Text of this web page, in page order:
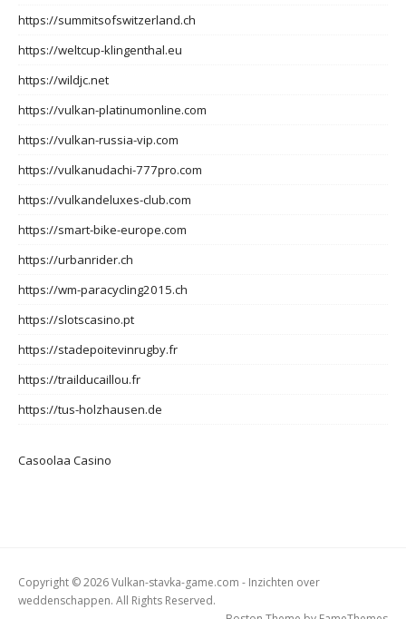
https://summitsofswitzerland.ch
https://weltcup-klingenthal.eu
https://wildjc.net
https://vulkan-platinumonline.com
https://vulkan-russia-vip.com
https://vulkanudachi-777pro.com
https://vulkandeluxes-club.com
https://smart-bike-europe.com
https://urbanrider.ch
https://wm-paracycling2015.ch
https://slotscasino.pt
https://stadepoitevinrugby.fr
https://trailducaillou.fr
https://tus-holzhausen.de
Casoolaa Casino
Copyright © 2026 Vulkan-stavka-game.com - Inzichten over
weddenschappen. All Rights Reserved.